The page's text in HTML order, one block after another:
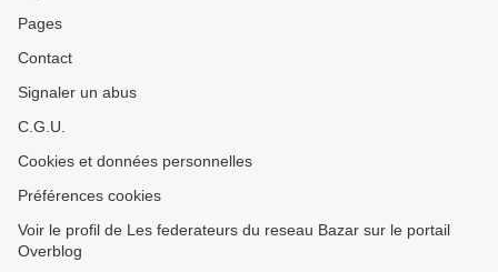
Pages
Contact
Signaler un abus
C.G.U.
Cookies et données personnelles
Préférences cookies
Voir le profil de Les federateurs du reseau Bazar sur le portail
Overblog